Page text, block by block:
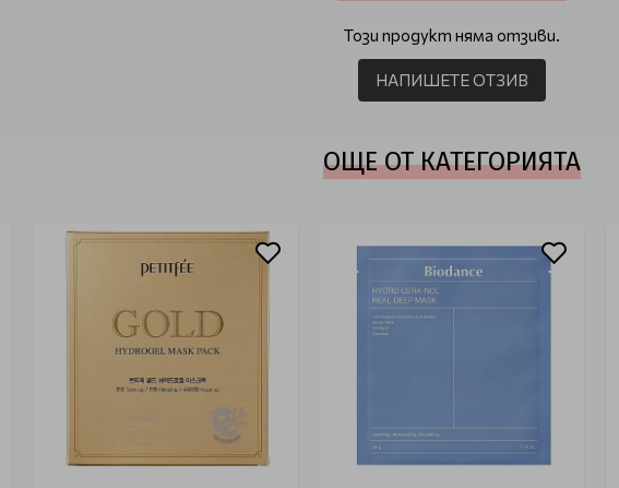
Този продукт няма отзиви.
НАПИШЕТЕ ОТЗИВ
ОЩЕ ОТ КАТЕГОРИЯТА